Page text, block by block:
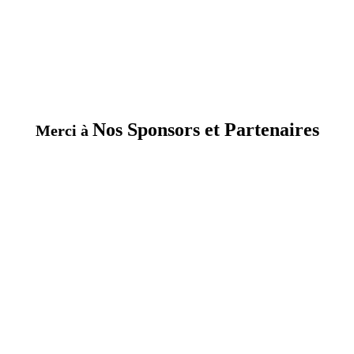
Merci à Nos Sponsors et Partenaires